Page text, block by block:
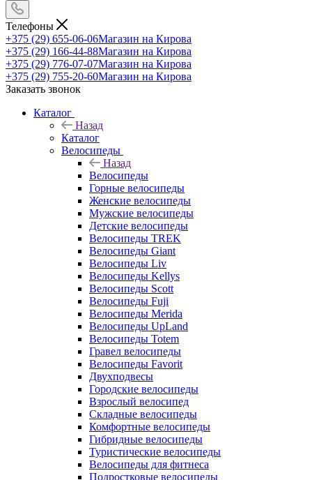
Телефоны
+375 (29) 655-06-06Магазин на Кирова
+375 (29) 166-44-88Магазин на Кирова
+375 (29) 776-07-07Магазин на Кирова
+375 (29) 755-20-60Магазин на Кирова
Заказать звонок
Каталог
Назад
Каталог
Велосипеды
Назад
Велосипеды
Горные велосипеды
Женские велосипеды
Мужские велосипеды
Детские велосипеды
Велосипеды TREK
Велосипеды Giant
Велосипеды Liv
Велосипеды Kellys
Велосипеды Scott
Велосипеды Fuji
Велосипеды Merida
Велосипеды UpLand
Велосипеды Totem
Гравел велосипеды
Велосипеды Favorit
Двухподвесы
Городские велосипеды
Взрослый велосипед
Складные велосипеды
Комфортные велосипеды
Гибридные велосипеды
Туристические велосипеды
Велосипеды для фитнеса
Подростковые велосипеды